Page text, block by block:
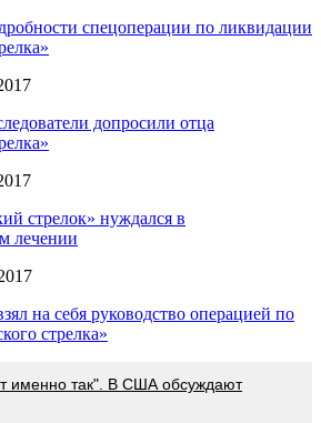
спецоперации по ликвидации
допросили отца
стрелок» нуждался в
лечении
на себя руководство операцией по
стрелка»
именно так". В США обсуждают